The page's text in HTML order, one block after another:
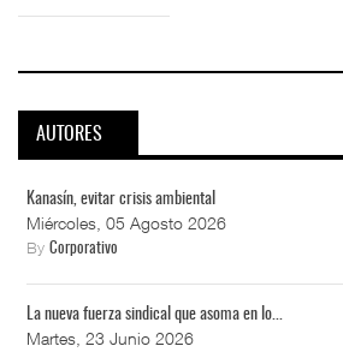
AUTORES
Kanasín, evitar crisis ambiental
Miércoles, 05 Agosto 2026
By Corporativo
La nueva fuerza sindical que asoma en lo...
Martes, 23 Junio 2026